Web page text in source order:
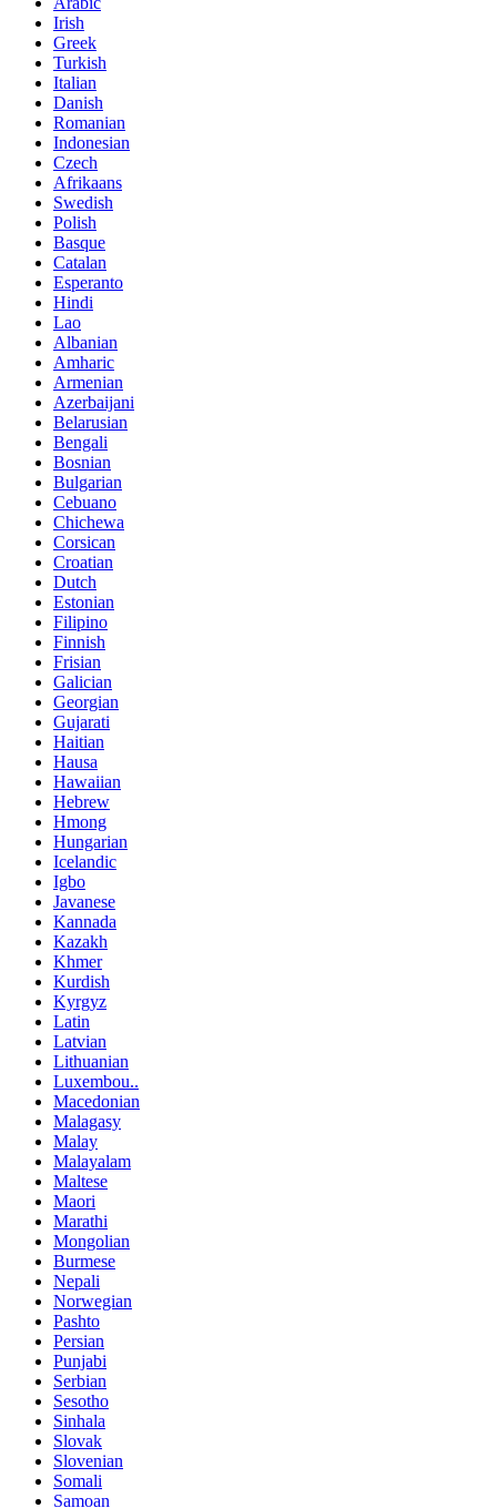
Irish
Greek
Turkish
Italian
Danish
Romanian
Indonesian
Czech
Afrikaans
Swedish
Polish
Basque
Catalan
Esperanto
Hindi
Lao
Albanian
Amharic
Armenian
Azerbaijani
Belarusian
Bengali
Bosnian
Bulgarian
Cebuano
Chichewa
Corsican
Croatian
Dutch
Estonian
Filipino
Finnish
Frisian
Galician
Georgian
Gujarati
Haitian
Hausa
Hawaiian
Hebrew
Hmong
Hungarian
Icelandic
Igbo
Javanese
Kannada
Kazakh
Khmer
Kurdish
Kyrgyz
Latin
Latvian
Lithuanian
Luxembou..
Macedonian
Malagasy
Malay
Malayalam
Maltese
Maori
Marathi
Mongolian
Burmese
Nepali
Norwegian
Pashto
Persian
Punjabi
Serbian
Sesotho
Sinhala
Slovak
Slovenian
Somali
Samoan